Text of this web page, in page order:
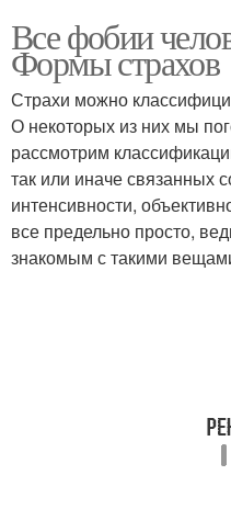
Все фобии
Формы страхов
Страхи можно
О некоторых из них мы
рассмотрим
так или иначе связанных
интенсивности,
все предельно просто,
знакомым с такими